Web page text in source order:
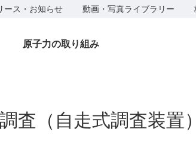
ース・お知らせ 動画・写真ライブラリー
原子力の取り組み
査（自走式調査装置